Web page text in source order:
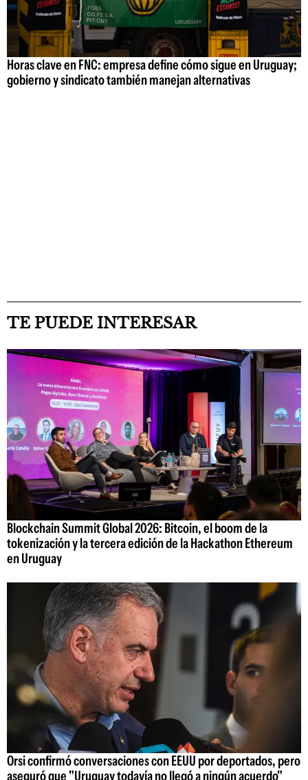
Horas clave en FNC: empresa define cómo sigue en Uruguay;
gobierno y sindicato también manejan alternativas
TE PUEDE INTERESAR
Blockchain Summit Global 2026: Bitcoin, el boom de la
tokenización y la tercera edición de la Hackathon Ethereum
en Uruguay
Orsi confirmó conversaciones con EEUU por deportados, pero
aseguró que "Uruguay todavía no llegó a ningún acuerdo"